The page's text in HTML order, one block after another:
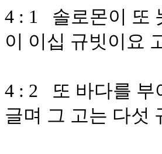
4 : 1 솔로몬이 또
이 이십 규빗이요
4 : 2 또 바다를 부
글며 그 고는 다섯